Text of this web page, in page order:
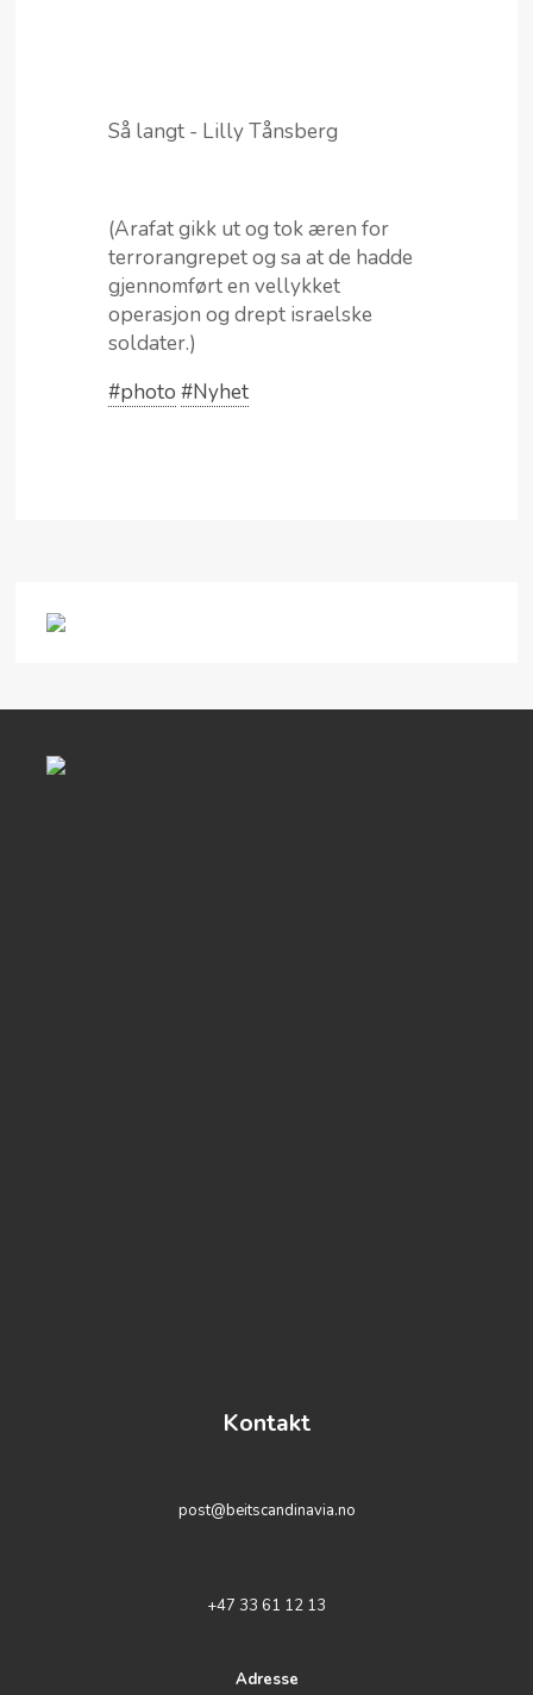
Så langt - Lilly Tånsberg
(Arafat gikk ut og tok æren for
terrorangrepet og sa at de hadde
gjennomført en vellykket
operasjon og drept israelske
soldater.)
#photo #Nyhet
Kontakt
post@beitscandinavia.no
+47 33 61 12 13
Adresse